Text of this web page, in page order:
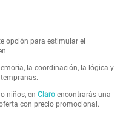
opción para estimular el
la coordinación, la lógica y
niños, en Claro encontrarás una
con precio promocional.